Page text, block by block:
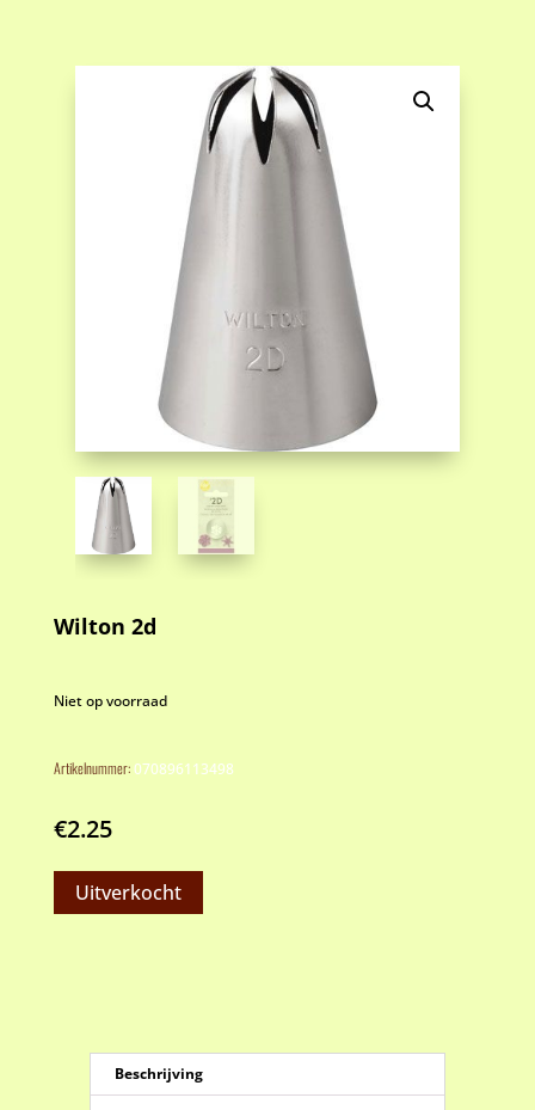
Wilton 2d
Niet op voorraad
Artikelnummer:070896113498
€2.25
Uitverkocht
Beschrijving